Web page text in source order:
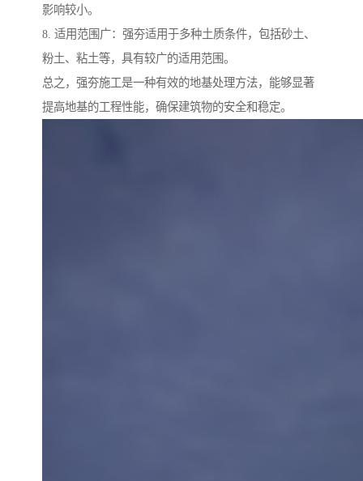
影响较小。
8. 适用范围广：强夯适用于多种土质条件，包括砂土、
粉土、粘土等，具有较广的适用范围。
总之，强夯施工是一种有效的地基处理方法，能够显著
提高地基的工程性能，确保建筑物的安全和稳定。